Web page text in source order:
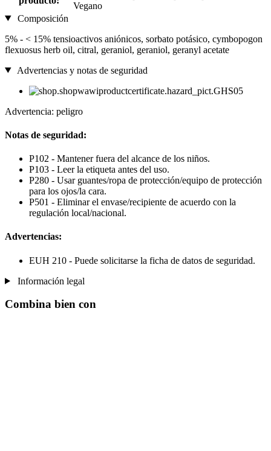
Vegano
Composición
5% - < 15% tensioactivos aniónicos, sorbato potásico, cymbopogon
flexuosus herb oil, citral, geraniol, geraniol, geranyl acetate
Advertencias y notas de seguridad
Advertencia: peligro
Notas de seguridad:
P102 - Mantener fuera del alcance de los niños.
P103 - Leer la etiqueta antes del uso.
P280 - Usar guantes/ropa de protección/equipo de protección
para los ojos/la cara.
P501 - Eliminar el envase/recipiente de acuerdo con la
regulación local/nacional.
Advertencias:
EUH 210 - Puede solicitarse la ficha de datos de seguridad.
Información legal
Combina bien con